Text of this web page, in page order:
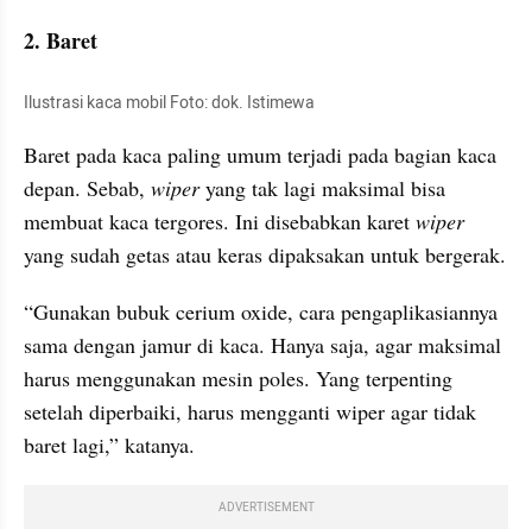
2. Baret
Ilustrasi kaca mobil Foto: dok. Istimewa
Baret pada kaca paling umum terjadi pada bagian kaca
depan. Sebab, wiper yang tak lagi maksimal bisa
membuat kaca tergores. Ini disebabkan karet wiper
yang sudah getas atau keras dipaksakan untuk bergerak.
“Gunakan bubuk cerium oxide, cara pengaplikasiannya
sama dengan jamur di kaca. Hanya saja, agar maksimal
harus menggunakan mesin poles. Yang terpenting
setelah diperbaiki, harus mengganti wiper agar tidak
baret lagi,” katanya.
ADVERTISEMENT